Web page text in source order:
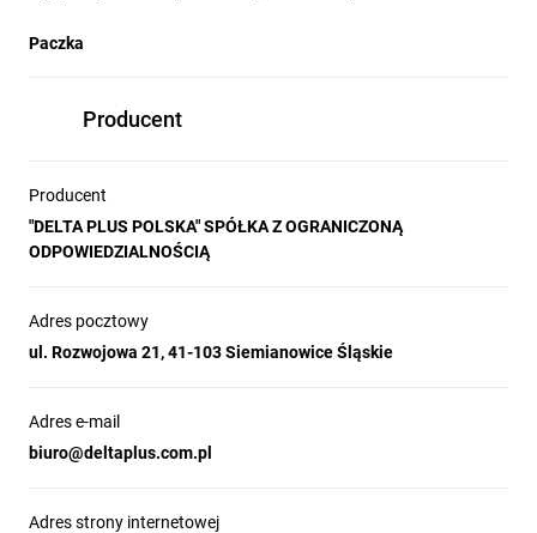
Paczka
Producent
Producent
"DELTA PLUS POLSKA" SPÓŁKA Z OGRANICZONĄ
ODPOWIEDZIALNOŚCIĄ
Adres pocztowy
ul. Rozwojowa 21, 41-103 Siemianowice Śląskie
Adres e-mail
biuro@deltaplus.com.pl
Adres strony internetowej